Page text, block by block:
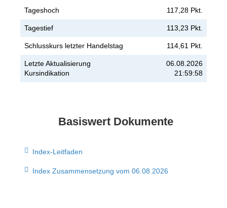
Tageshoch 117,28 Pkt.
Tagestief 113,23 Pkt.
Schlusskurs letzter Handelstag 114,61 Pkt.
Letzte Aktualisierung
Kursindikation
06.08.2026
21:59:58
Basiswert Dokumente
Index-Leitfaden
Index Zusammensetzung vom 06.08.2026